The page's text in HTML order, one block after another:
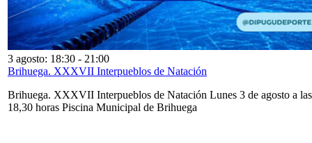
3 agosto: 18:30 - 21:00
Brihuega. XXXVII Interpueblos de Natación
Brihuega. XXXVII Interpueblos de Natación Lunes 3 de agosto a las
18,30 horas Piscina Municipal de Brihuega